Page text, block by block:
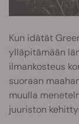
Kun idätät
ylläpitämään
ilmankosteus
suoraan
muulla
juuriston